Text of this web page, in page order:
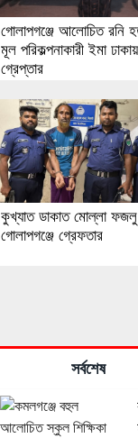
গোলাপগঞ্জে আলোচিত রনি
মূল পরিকল্পনাকারী ইমা ঢাকায়
গ্রেপ্তার
কুখ্যাত ডাকাত মোল্লা ফজলু
গোলাপগঞ্জে গ্রেফতার
সর্বশেষ